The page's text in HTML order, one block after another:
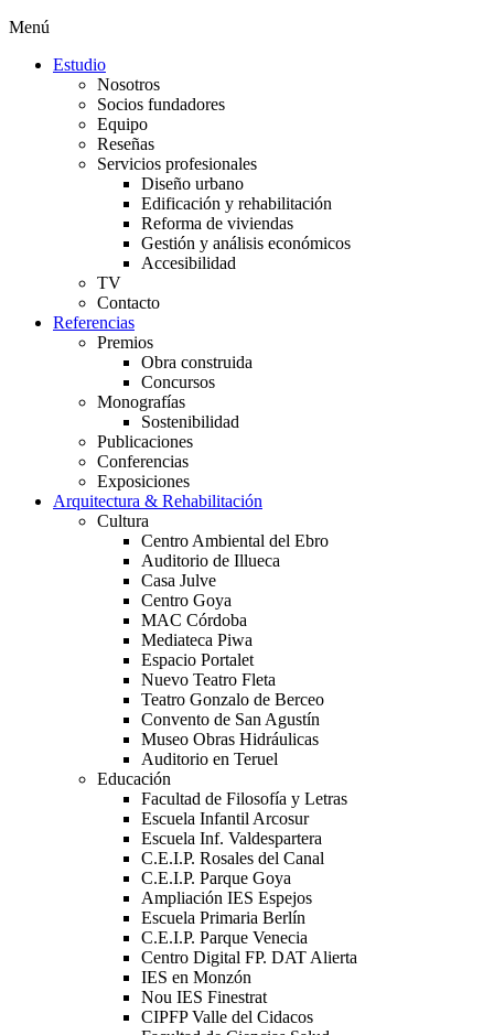
Menú
Estudio
Nosotros
Socios fundadores
Equipo
Reseñas
Servicios profesionales
Diseño urbano
Edificación y rehabilitación
Reforma de viviendas
Gestión y análisis económicos
Accesibilidad
TV
Contacto
Referencias
Premios
Obra construida
Concursos
Monografías
Sostenibilidad
Publicaciones
Conferencias
Exposiciones
Arquitectura & Rehabilitación
Cultura
Centro Ambiental del Ebro
Auditorio de Illueca
Casa Julve
Centro Goya
MAC Córdoba
Mediateca Piwa
Espacio Portalet
Nuevo Teatro Fleta
Teatro Gonzalo de Berceo
Convento de San Agustín
Museo Obras Hidráulicas
Auditorio en Teruel
Educación
Facultad de Filosofía y Letras
Escuela Infantil Arcosur
Escuela Inf. Valdespartera
C.E.I.P. Rosales del Canal
C.E.I.P. Parque Goya
Ampliación IES Espejos
Escuela Primaria Berlín
C.E.I.P. Parque Venecia
Centro Digital FP. DAT Alierta
IES en Monzón
Nou IES Finestrat
CIPFP Valle del Cidacos